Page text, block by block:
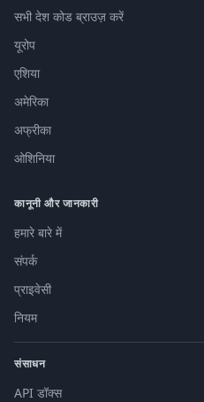
सभी देश कोड ब्राउज़ करें
यूरोप
एशिया
अमेरिका
अफ्रीका
ओशिनिया
कानूनी और जानकारी
हमारे बारे में
संपर्क
प्राइवेसी
नियम
संसाधन
API डॉक्स